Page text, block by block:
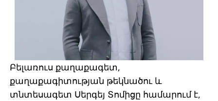
Բելառուս քաղաքագետ,
քաղաքագիտության թեկնածու և
տնտեսագետ Սերգեյ Տոմիցը համարում է,